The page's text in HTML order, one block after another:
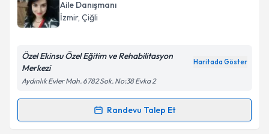
takvim hazırlandığında e-posta ile bilgilendireceğiz.
Kişisel verilerimin işlenmesine ilişkinAydınlatma
'ni okudum ve kişisel verilerimin belirtilen
kapsamda işlenmesini kabul ediyorum.
Aile Danışmanı
İzmir, Çiğli
Özel Ekinsu Özel Eğitim ve Rehabilitasyon
Merkezi
Haritada Göster
Aydınlık Evler Mah. 6782 Sok. No:38 Evka 2
Randevu Talep Et
Randevu Takvimi Talebi